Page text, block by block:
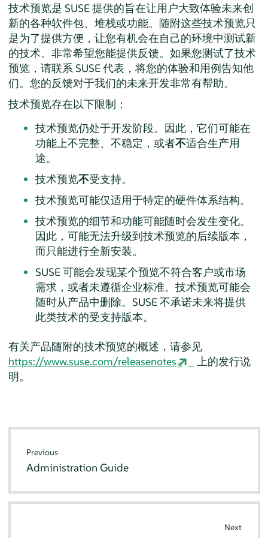
技术预览是 SUSE 提供的旨在让用户大致体验未来创
新的各种软件包、堆栈或功能。随附这些技术预览只
是为了提供方便，让您有机会在自己的环境中测试新
的技术。非常希望您能提供反馈。如果您测试了技术
预览，请联系 SUSE 代表，将您的体验和用例告知他
们。您的反馈对于我们的未来开发非常有帮助。
技术预览存在以下限制：
技术预览仍处于开发阶段。因此，它们可能在
功能上不完整、不稳定，或者不适合生产用
途。
技术预览不受支持。
技术预览可能仅适用于特定的硬件体系结构。
技术预览的细节和功能可能随时会发生变化。
因此，可能无法升级到技术预览的后续版本，
而只能进行全新安装。
SUSE 可能会发现某个预览不符合客户或市场
需求，或者未遵循企业标准。技术预览可能会
随时从产品中删除。SUSE 不承诺未来将提供
此类技术的受支持版本。
有关产品随附的技术预览的概述，请参见
https://www.suse.com/releasenotes
上的发行说
明。
Previous
Administration Guide
Next